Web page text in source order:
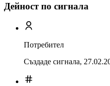
Дейност по сигнала
Потребител
Създаде сигнала,